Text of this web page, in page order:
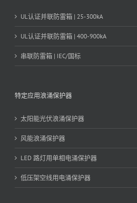
UL认证并联防雷箱 | 25-300kA
UL认证并联防雷箱 | 400-900kA
串联防雷箱 | IEC/国标
特定应用浪涌保护器
太阳能光伏浪涌保护器
风能浪涌保护器
LED 路灯用单相电涌保护器
低压架空线用电涌保护器